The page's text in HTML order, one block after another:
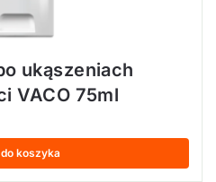
ukąszeniach
VACO 75ml
koszyka